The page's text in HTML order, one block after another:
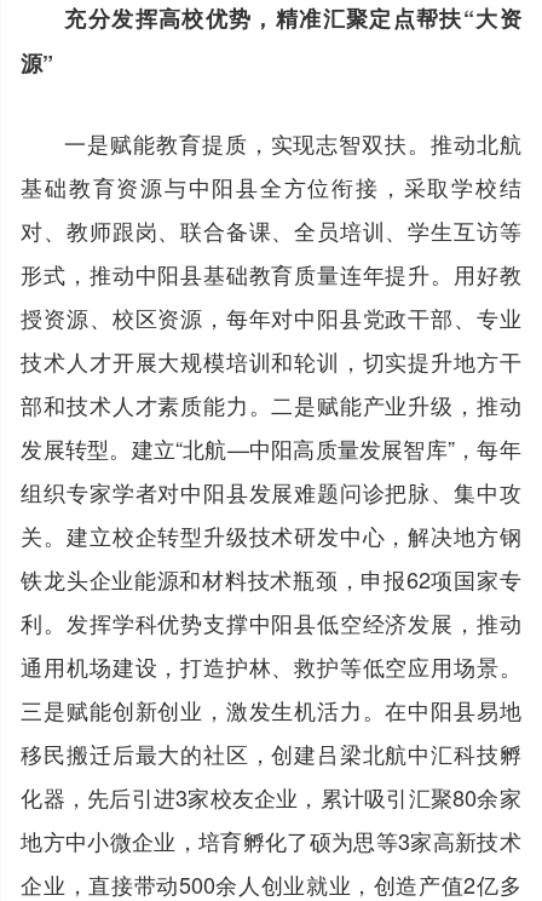
充分发挥高校优势，精准汇聚定点帮扶“大资
源”
一是赋能教育提质，实现志智双扶。推动北航
基础教育资源与中阳县全方位衔接，采取学校结
对、教师跟岗、联合备课、全员培训、学生互访等
形式，推动中阳县基础教育质量连年提升。用好教
授资源、校区资源，每年对中阳县党政干部、专业
技术人才开展大规模培训和轮训，切实提升地方干
部和技术人才素质能力。二是赋能产业升级，推动
发展转型。建立“北航—中阳高质量发展智库”，每年
组织专家学者对中阳县发展难题问诊把脉、集中攻
关。建立校企转型升级技术研发中心，解决地方钢
铁龙头企业能源和材料技术瓶颈，申报62项国家专
利。发挥学科优势支撑中阳县低空经济发展，推动
通用机场建设，打造护林、救护等低空应用场景。
三是赋能创新创业，激发生机活力。在中阳县易地
移民搬迁后最大的社区，创建吕梁北航中汇科技孵
化器，先后引进3家校友企业，累计吸引汇聚80余家
地方中小微企业，培育孵化了硕为思等3家高新技术
企业，直接带动500余人创业就业，创造产值2亿多